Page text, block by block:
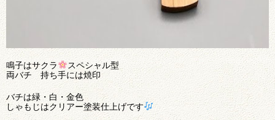
鳴子はサクラ
スペシャル型
両バチ 持ち手には焼印
バチは緑・白・金色
しゃもじはクリアー塗装仕上げです